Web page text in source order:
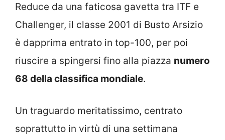
Reduce da una faticosa gavetta tra ITF e
Challenger, il classe 2001 di Busto Arsizio
è dapprima entrato in top-100, per poi
riuscire a spingersi fino alla piazza numero
68 della classifica mondiale.
Un traguardo meritatissimo, centrato
soprattutto in virtù di una settimana